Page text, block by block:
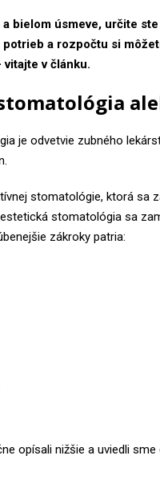
bielom úsmeve, určite
a rozpočtu si
v článku.
je odvetvie zubného
stomatológie, ktorá sa
stomatológia sa
zákroky patria:
opísali nižšie a uviedli